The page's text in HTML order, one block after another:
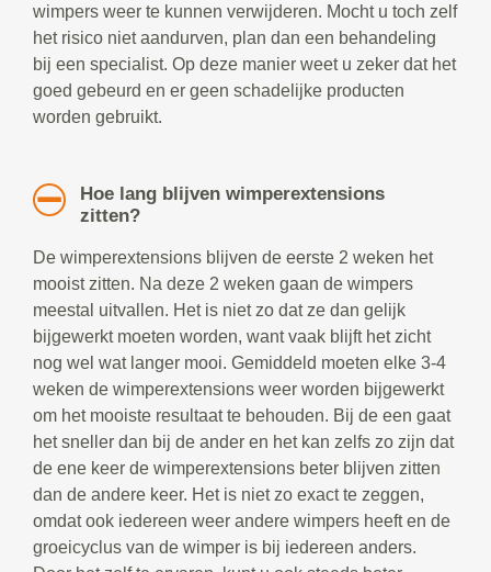
wimpers weer te kunnen verwijderen. Mocht u toch zelf
het risico niet aandurven, plan dan een behandeling
bij een specialist. Op deze manier weet u zeker dat het
goed gebeurd en er geen schadelijke producten
worden gebruikt.
Hoe lang blijven wimperextensions
zitten?
De wimperextensions blijven de eerste 2 weken het
mooist zitten. Na deze 2 weken gaan de wimpers
meestal uitvallen. Het is niet zo dat ze dan gelijk
bijgewerkt moeten worden, want vaak blijft het zicht
nog wel wat langer mooi. Gemiddeld moeten elke 3-4
weken de wimperextensions weer worden bijgewerkt
om het mooiste resultaat te behouden. Bij de een gaat
het sneller dan bij de ander en het kan zelfs zo zijn dat
de ene keer de wimperextensions beter blijven zitten
dan de andere keer. Het is niet zo exact te zeggen,
omdat ook iedereen weer andere wimpers heeft en de
groeicyclus van de wimper is bij iedereen anders.